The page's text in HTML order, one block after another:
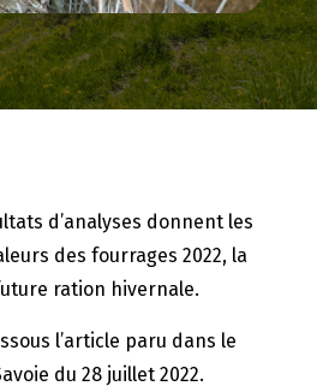
d’analyses donnent les
des fourrages 2022, la
ration hivernale.
l’article paru dans le
du 28 juillet 2022.